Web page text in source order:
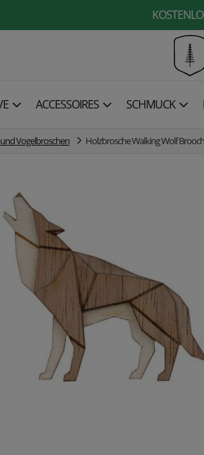
ACCESSOIRES SCHMUCK
Vogelbroschen Holzbrosche Walking Wolf Brooch